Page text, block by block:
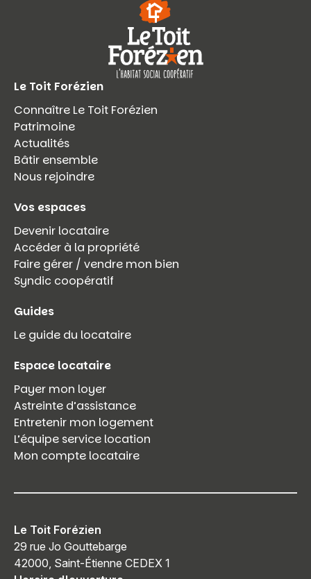
Le Toit Forézien
Connaître Le Toit Forézien
Patrimoine
Actualités
Bâtir ensemble
Nous rejoindre
Vos espaces
Devenir locataire
Accéder à la propriété
Faire gérer / vendre mon bien
Syndic coopératif
Guides
Le guide du locataire
Espace locataire
Payer mon loyer
Astreinte d’assistance
Entretenir mon logement
L’équipe service location
Mon compte locataire
Le Toit Forézien
29 rue Jo Gouttebarge
42000, Saint-Étienne CEDEX 1